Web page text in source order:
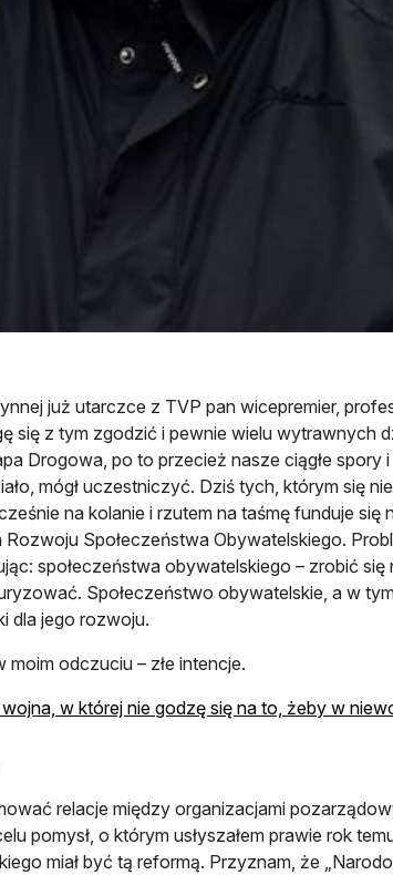
już utarczce z TVP pan wicepremier,
się z tym zgodzić i pewnie wielu wytrawnych
Drogowa, po to przecież nasze ciągłe spory
mógł uczestniczyć. Dziś tych, którym się
na kolanie i rzutem na taśmę funduje się
Społeczeństwa Obywatelskiego.
społeczeństwa obywatelskiego – zrobić się
Społeczeństwo obywatelskie, a w
dla jego rozwoju.
odczuciu – złe intencje.
w której nie godzę się na to, żeby w
relacje między organizacjami
pomysł, o którym usłyszałem prawie rok
miał być tą reformą. Przyznam, że